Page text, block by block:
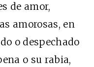
de amor,
amorosas, en
o despechado
o su rabia,